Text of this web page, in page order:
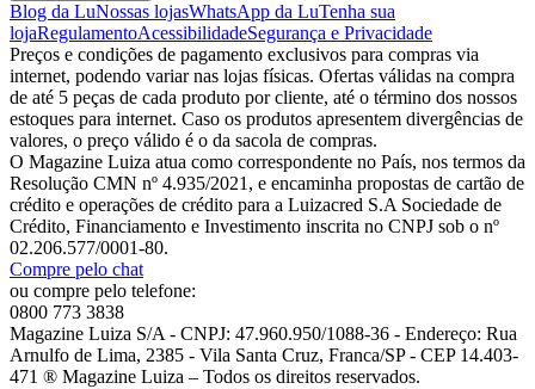
Blog da LuNossas lojasWhatsApp da LuTenha sua
lojaRegulamentoAcessibilidadeSegurança e Privacidade
Preços e condições de pagamento exclusivos para compras via
internet, podendo variar nas lojas físicas. Ofertas válidas na compra
de até 5 peças de cada produto por cliente, até o término dos nossos
estoques para internet. Caso os produtos apresentem divergências de
valores, o preço válido é o da sacola de compras.
O Magazine Luiza atua como correspondente no País, nos termos da
Resolução CMN nº 4.935/2021, e encaminha propostas de cartão de
crédito e operações de crédito para a Luizacred S.A Sociedade de
Crédito, Financiamento e Investimento inscrita no CNPJ sob o nº
02.206.577/0001-80.
Compre pelo chat
ou compre pelo telefone:
0800 773 3838
Magazine Luiza S/A - CNPJ: 47.960.950/1088-36 - Endereço: Rua
Arnulfo de Lima, 2385 - Vila Santa Cruz, Franca/SP - CEP 14.403-
471 ® Magazine Luiza – Todos os direitos reservados.